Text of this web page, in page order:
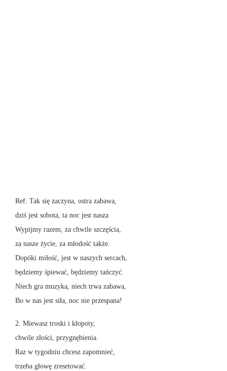
Ref: Tak się zaczyna, ostra zabawa,
dziś jest sobota, ta noc jest nasza
Wypijmy razem, za chwile szczęścia,
za nasze życie, za młodość także.
Dopóki miłość, jest w naszych sercach,
będziemy śpiewać, będziemy tańczyć.
Niech gra muzyka, niech trwa zabawa,
Bo w nas jest siła, noc nie przespana!
2. Miewasz troski i kłopoty,
chwile złości, przygnębienia.
Raz w tygodniu chcesz zapomnieć,
trzeba głowę zresetować.